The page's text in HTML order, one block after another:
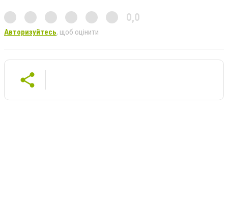
0,0
Авторизуйтесь, щоб оцінити